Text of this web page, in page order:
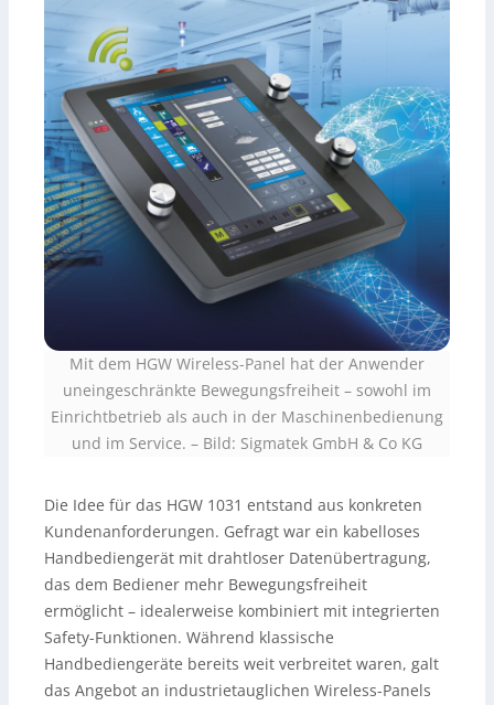
Mit dem HGW Wireless-Panel hat der Anwender
uneingeschränkte Bewegungsfreiheit – sowohl im
Einrichtbetrieb als auch in der Maschinenbedienung
und im Service. – Bild: Sigmatek GmbH & Co KG
Die Idee für das HGW 1031 entstand aus konkreten
Kundenanforderungen. Gefragt war ein kabelloses
Handbediengerät mit drahtloser Datenübertragung,
das dem Bediener mehr Bewegungsfreiheit
ermöglicht – idealerweise kombiniert mit integrierten
Safety-Funktionen. Während klassische
Handbediengeräte bereits weit verbreitet waren, galt
das Angebot an industrietauglichen Wireless-Panels